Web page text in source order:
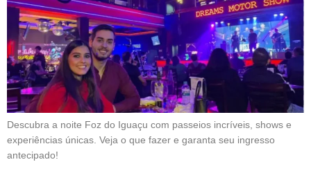
Descubra a noite Foz do Iguaçu com passeios incríveis, shows e
experiências únicas. Veja o que fazer e garanta seu ingresso
antecipado!